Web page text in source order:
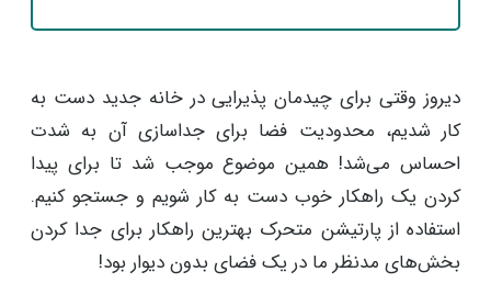
دیروز وقتی برای چیدمان پذیرایی در خانه جدید دست به
کار شدیم، محدودیت فضا برای جداسازی آن به شدت
احساس می‌شد! همین موضوع موجب شد تا برای پیدا
کردن یک راهکار خوب دست به کار شویم و جستجو کنیم.
استفاده از پارتیشن متحرک بهترین راهکار برای جدا کردن
بخش‌های مدنظر ما در یک فضای بدون دیوار بود!